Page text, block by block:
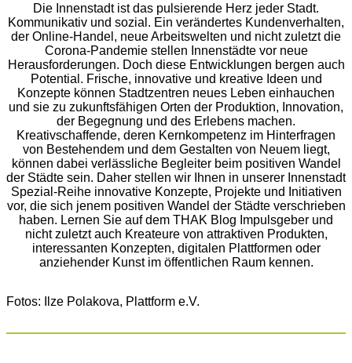
Die Innenstadt ist das pulsierende Herz jeder Stadt.
Kommunikativ und sozial. Ein verändertes Kundenverhalten,
der Online-Handel, neue Arbeitswelten und nicht zuletzt die
Corona-Pandemie stellen Innenstädte vor neue
Herausforderungen. Doch diese Entwicklungen bergen auch
Potential. Frische, innovative und kreative Ideen und
Konzepte können Stadtzentren neues Leben einhauchen
und sie zu zukunftsfähigen Orten der Produktion, Innovation,
der Begegnung und des Erlebens machen.
Kreativschaffende, deren Kernkompetenz im Hinterfragen
von Bestehendem und dem Gestalten von Neuem liegt,
können dabei verlässliche Begleiter beim positiven Wandel
der Städte sein. Daher stellen wir Ihnen in unserer Innenstadt
Spezial-Reihe innovative Konzepte, Projekte und Initiativen
vor, die sich jenem positiven Wandel der Städte verschrieben
haben. Lernen Sie auf dem THAK Blog Impulsgeber und
nicht zuletzt auch Kreateure von attraktiven Produkten,
interessanten Konzepten, digitalen Plattformen oder
anziehender Kunst im öffentlichen Raum kennen.
Fotos: Ilze Polakova, Plattform e.V.